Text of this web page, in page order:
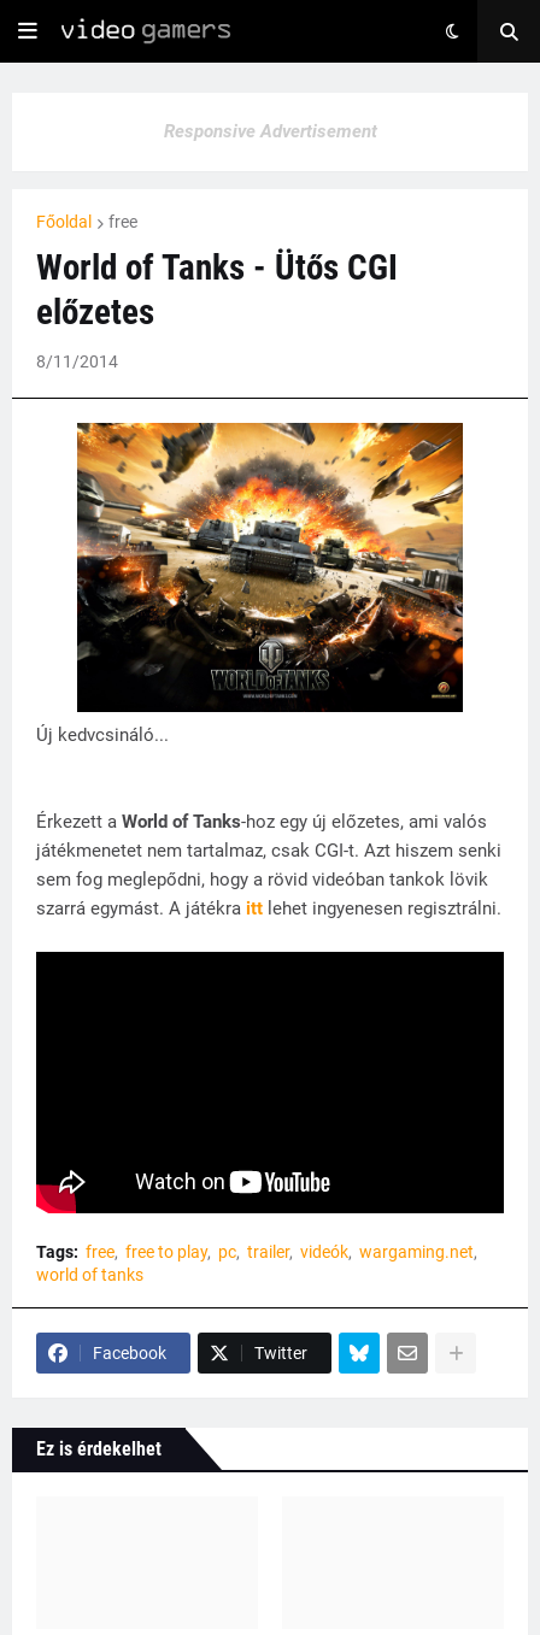
Responsive Advertisement
Főoldal free
World of Tanks - Ütős CGI
előzetes
8/11/2014
Új kedvcsináló...
Érkezett a World of Tanks-hoz egy új előzetes, ami valós
játékmenetet nem tartalmaz, csak CGI-t. Azt hiszem senki
sem fog meglepődni, hogy a rövid videóban tankok lövik
szarrá egymást. A játékra itt lehet ingyenesen regisztrálni.
Tags: free free to play pc trailer videók wargaming.net
world of tanks
Facebook Twitter
Ez is érdekelhet